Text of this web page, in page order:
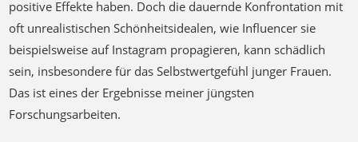
positive Effekte haben. Doch die dauernde Konfrontation mit
oft unrealistischen Schönheitsidealen, wie Influencer sie
beispielsweise auf Instagram propagieren, kann schädlich
sein, insbesondere für das Selbstwertgefühl junger Frauen.
Das ist eines der Ergebnisse meiner jüngsten
Forschungsarbeiten.